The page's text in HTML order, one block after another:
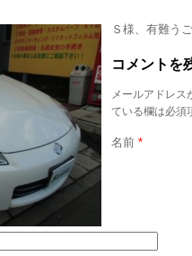
Ｓ様、有難う
コメントを
メールアドレス
ている欄は必須
名前 *